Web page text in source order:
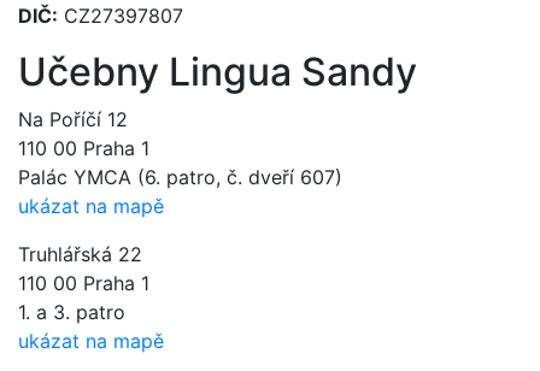
DIČ: CZ27397807
Učebny Lingua Sandy
Na Poříčí 12
110 00 Praha 1
Palác YMCA (6. patro, č. dveří 607)
ukázat na mapě
Truhlářská 22
110 00 Praha 1
1. a 3. patro
ukázat na mapě